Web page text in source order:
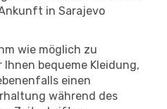
in Sarajevo
wie möglich zu
bequeme Kleidung,
einen
während des